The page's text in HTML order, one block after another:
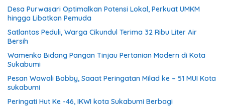
Desa Purwasari Optimalkan Potensi Lokal, Perkuat UMKM
hingga Libatkan Pemuda
Satlantas Peduli, Warga Cikundul Terima 32 Ribu Liter Air
Bersih
Wamenko Bidang Pangan Tinjau Pertanian Modern di Kota
Sukabumi
Pesan Wawali Bobby, Saaat Peringatan Milad ke – 51 MUI Kota
sukabumi
Peringati Hut Ke -46, IKWI kota Sukabumi Berbagi